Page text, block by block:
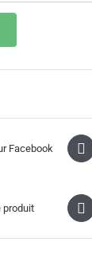
Facebook
produit